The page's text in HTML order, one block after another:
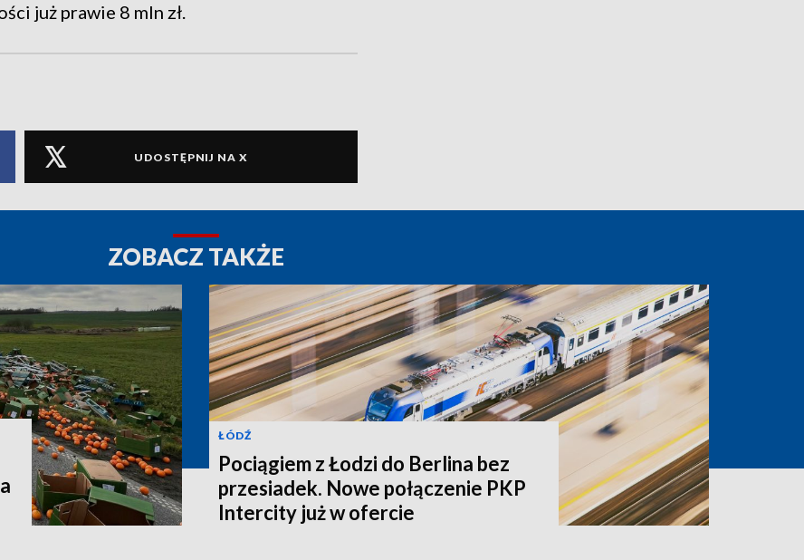
już prawie 8 mln zł.
UDOSTĘPNIJ NA X
ZOBACZ TAKŻE
ŁÓDŹ
Pociągiem z Łodzi do Berlina bez
przesiadek. Nowe połączenie PKP
Intercity już w ofercie